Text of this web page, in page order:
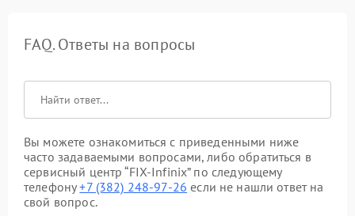
FAQ. Ответы на вопросы
Вы можете ознакомиться с приведенными ниже
часто задаваемыми вопросами, либо обратиться в
сервисный центр “FIX-Infinix” по следующему
телефону+7 (382) 248-97-26 если не нашли ответ на
свой вопрос.